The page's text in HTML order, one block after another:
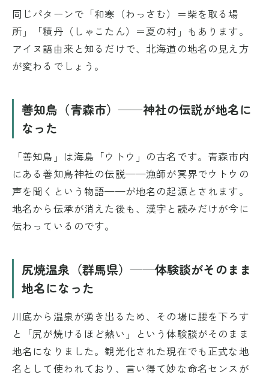
同じパターンで「和寒（わっさむ）＝柴を取る場
所」「積丹（しゃこたん）＝夏の村」もあります。
アイヌ語由来と知るだけで、北海道の地名の見え方
が変わるでしょう。
善知鳥（青森市）——神社の伝説が地名に
なった
「善知鳥」は海鳥「ウトウ」の古名です。青森市内
にある善知鳥神社の伝説——漁師が冥界でウトウの
声を聞くという物語——が地名の起源とされます。
地名から伝承が消えた後も、漢字と読みだけが今に
伝わっているのです。
尻焼温泉（群馬県）——体験談がそのまま
地名になった
川底から温泉が湧き出るため、その場に腰を下ろす
と「尻が焼けるほど熱い」という体験談がそのまま
地名になりました。観光化された現在でも正式な地
名として使われており、言い得て妙な命名センスが